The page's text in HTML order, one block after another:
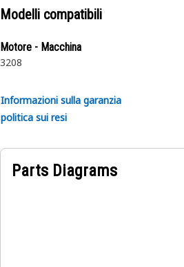
Modelli compatibili
Motore - Macchina
3208
Informazioni sulla garanzia
politica sui resi
Parts Diagrams